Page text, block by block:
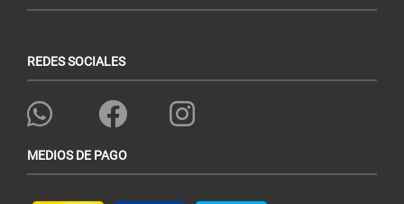
REDES SOCIALES
MEDIOS DE PAGO